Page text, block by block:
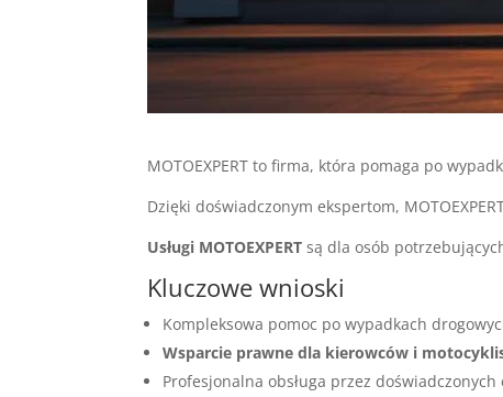
MOTOEXPERT to firma, która pomaga po
Dzięki doświadczonym ekspertom,
Usługi MOTOEXPERT są dla osób
Kluczowe wnioski
Kompleksowa pomoc po wypadkach
Wsparcie prawne dla kierowców i
Profesjonalna obsługa przez